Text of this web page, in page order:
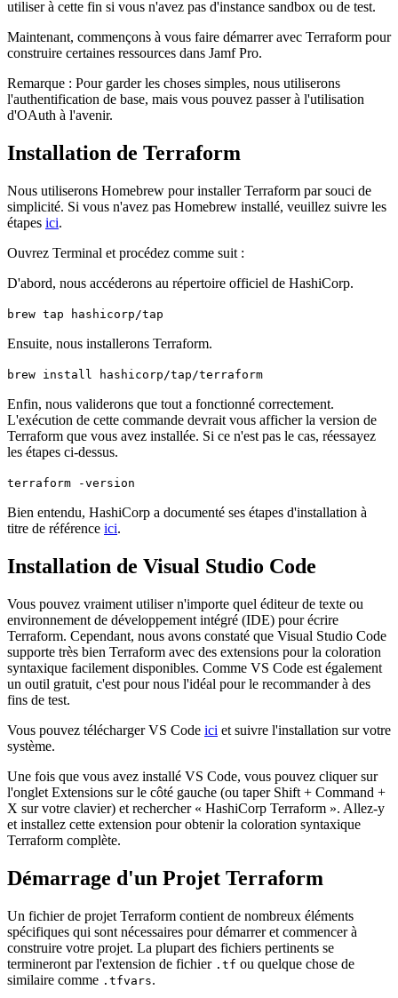
utiliser à cette fin si vous n'avez pas d'instance sandbox ou de test.
Maintenant, commençons à vous faire démarrer avec Terraform pour
construire certaines ressources dans Jamf Pro.
Remarque : Pour garder les choses simples, nous utiliserons
l'authentification de base, mais vous pouvez passer à l'utilisation
d'OAuth à l'avenir.
Installation de Terraform
Nous utiliserons Homebrew pour installer Terraform par souci de
simplicité. Si vous n'avez pas Homebrew installé, veuillez suivre les
étapes ici.
Ouvrez Terminal et procédez comme suit :
D'abord, nous accéderons au répertoire officiel de HashiCorp.
brew tap hashicorp/tap
Ensuite, nous installerons Terraform.
brew install hashicorp/tap/terraform
Enfin, nous validerons que tout a fonctionné correctement.
L'exécution de cette commande devrait vous afficher la version de
Terraform que vous avez installée. Si ce n'est pas le cas, réessayez
les étapes ci-dessus.
terraform -version
Bien entendu, HashiCorp a documenté ses étapes d'installation à
titre de référence ici.
Installation de Visual Studio Code
Vous pouvez vraiment utiliser n'importe quel éditeur de texte ou
environnement de développement intégré (IDE) pour écrire
Terraform. Cependant, nous avons constaté que Visual Studio Code
supporte très bien Terraform avec des extensions pour la coloration
syntaxique facilement disponibles. Comme VS Code est également
un outil gratuit, c'est pour nous l'idéal pour le recommander à des
fins de test.
Vous pouvez télécharger VS Code ici et suivre l'installation sur votre
système.
Une fois que vous avez installé VS Code, vous pouvez cliquer sur
l'onglet Extensions sur le côté gauche (ou taper Shift + Command +
X sur votre clavier) et rechercher « HashiCorp Terraform ». Allez-y
et installez cette extension pour obtenir la coloration syntaxique
Terraform complète.
Démarrage d'un Projet Terraform
Un fichier de projet Terraform contient de nombreux éléments
spécifiques qui sont nécessaires pour démarrer et commencer à
construire votre projet. La plupart des fichiers pertinents se
termineront par l'extension de fichier .tf ou quelque chose de
similaire comme .tfvars.